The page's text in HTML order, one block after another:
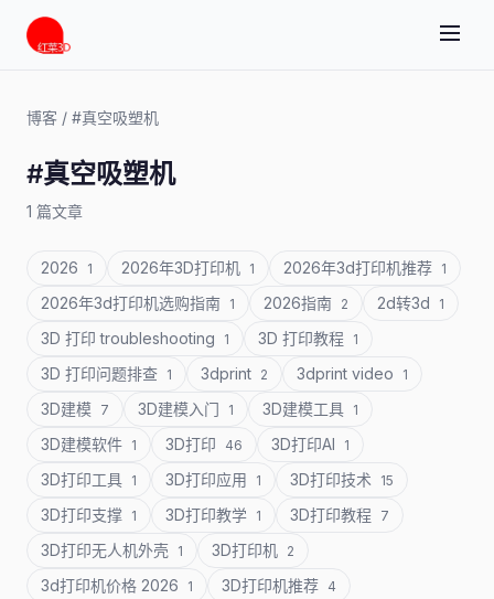
博客 / #真空吸塑机
#真空吸塑机
1 篇文章
2026 1 2026年3D打印机 1 2026年3d打印机推荐 1
2026年3d打印机选购指南 1 2026指南 2 2d转3d 1
3D 打印 troubleshooting 1 3D 打印教程 1
3D 打印问题排查 1 3dprint 2 3dprint video 1
3D建模 7 3D建模入门 1 3D建模工具 1
3D建模软件 1 3D打印 46 3D打印AI 1
3D打印工具 1 3D打印应用 1 3D打印技术 15
3D打印支撑 1 3D打印教学 1 3D打印教程 7
3D打印无人机外壳 1 3D打印机 2
3d打印机价格 2026 1 3D打印机推荐 4